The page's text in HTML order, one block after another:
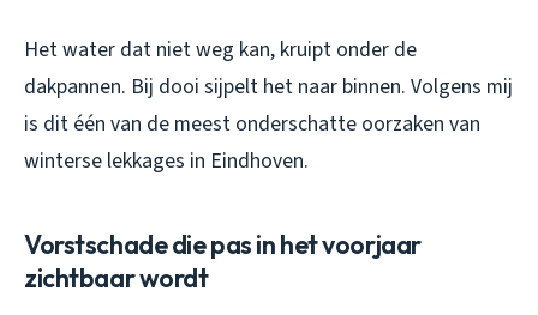
Het water dat niet weg kan, kruipt onder de
dakpannen. Bij dooi sijpelt het naar binnen. Volgens mij
is dit één van de meest onderschatte oorzaken van
winterse lekkages in Eindhoven.
Vorstschade die pas in het voorjaar
zichtbaar wordt